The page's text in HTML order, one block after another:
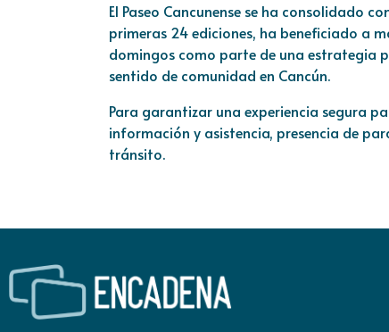
El Paseo Cancunense se ha consolidado
primeras 24 ediciones, ha beneficiado a
domingos como parte de una estrategia
sentido de comunidad en Cancún.
Para garantizar una experiencia segura
información y asistencia, presencia de
tránsito.